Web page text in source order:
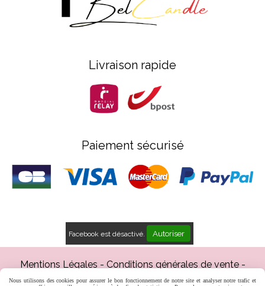
Livraison rapide
Paiement sécurisé
Facebook est désactivé. Autoriser
Mentions Légales
Conditions générales de vente
Gestion cookies
Mon Compte
Créer un site web
Nous utilisons des cookies pour assurer le bon fonctionnement de notre site et analyser notre trafic et